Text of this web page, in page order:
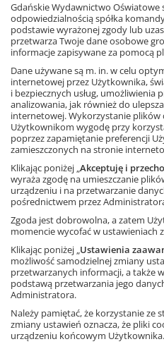
E-book
Język polski,szkoła podstawowa
KsiążkaOrtografia. Ćwiczeniato
dla szkoły podstawowej i
książki z cyklu, zawiera
trudności, przeznaczone do
słabym, jak i zdolnym.
Wykorzystane przez autorki
doskonalą pamięć, uczą
wszystkim kształcą praktyczną
pisowni. Przemyślany
że nauczanie ortografii
dokładnie i skutecznie.
Wszystkie tytuły serii:
Część 1. Pisownia wyrazów z
Część 2. Pisownia wyrazów z
Część 3. Pisownia wyrazów z
Część 4. Pisownia wyrazów z ę
Część 5. Pisownia wyrazów
Część 6. Pisownia nie z
Ta strona
Dowiedz
Gdańskie Wydawnictwo Oświatowe
odpowiedzialnością spółka
podstawie wyrażonej zgody lub
przetwarza Twoje dane osobowe
informacje zapisywane za pomocą
Dane używane są m. in. w celu
internetowej przez Użytkownika,
i bezpiecznych usług, umożliwienia
analizowania, jak również do
internetowej. Wykorzystanie plików
Użytkownikom wygodę przy
poprzez zapamiętanie preferencji
zamieszczonych na stronie
Klikając poniżej „Akceptuję i
wyraża zgodę na umieszczanie
urządzeniu i na przetwarzanie
pośrednictwem przez
Zgoda jest dobrowolna, a zatem
momencie wycofać w ustawieniach
Klikając poniżej „Ustawienia
możliwość samodzielnej zmiany
przetwarzanych informacji, a także
podstawą przetwarzania jego
Administratora.
Należy pamiętać, że korzystanie ze
zmiany ustawień oznacza, że pliki
urządzeniu końcowym Użytkownika.